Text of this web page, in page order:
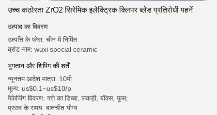
उच्च कठोरता ZrO2 सिरेमिक इलेक्ट्रिक क्लिपर ब्लेड प्रतिरोधी पहनें
उत्पाद का विवरण
उत्पत्ति के प्लेस: चीन में निर्मित
ब्रांड नाम: wuxi special ceramic
भुगतान और शिपिंग की शर्तें
न्यूनतम आदेश मात्रा: 10पी
मूल्य: us$0.1~us$10/p
पैकेजिंग विवरण: गत्ते का डिब्बा, लकड़ी, बॉक्स, फूस;
प्रसव के समय: बातचीत योग्य